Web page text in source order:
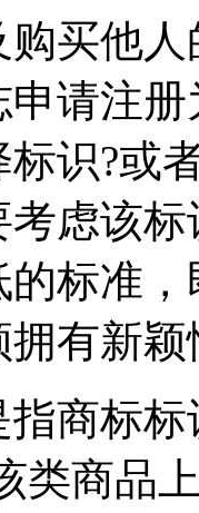
买他
请注
识?或
虑该
标准
有新
商标
类商品